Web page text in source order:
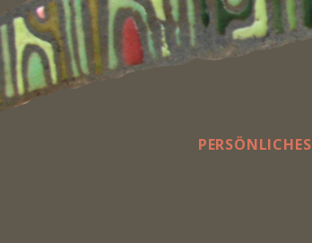
c
o
n
PERSÖNLICHES